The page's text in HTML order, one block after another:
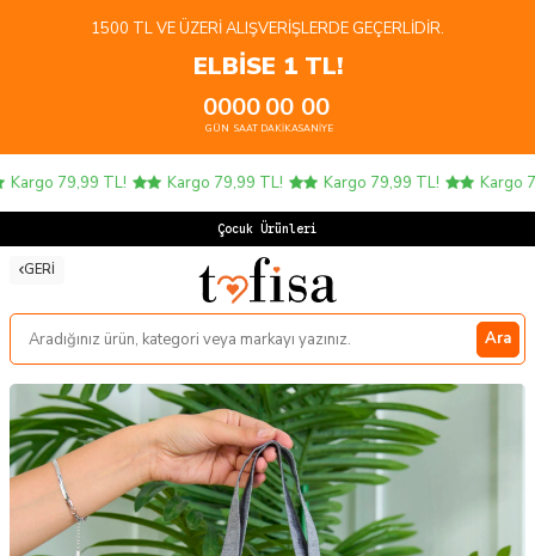
1500 TL VE ÜZERI ALIŞVERIŞLERDE GEÇERLIDIR.
ELBİSE 1 TL!
00
GÜN
00
SAAT
00
DAKIKA
00
SANIYE
79,99 TL! Kargo 79,99 TL! Kargo 79,99 TL! Kargo
Çocuk Ürünlerinde
GERI
Ara